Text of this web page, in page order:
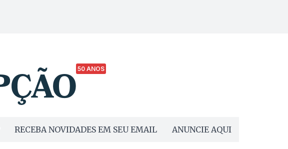
50 ANOS
RECEBA NOVIDADES EM SEU EMAIL ANUNCIE AQUI